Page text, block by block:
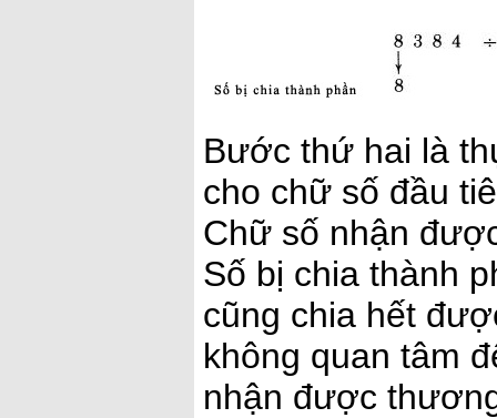
Bước thứ hai là
cho chữ số đầu
Chữ số nhận
Số bị chia thành
cũng chia hết
không quan tâm
nhận được